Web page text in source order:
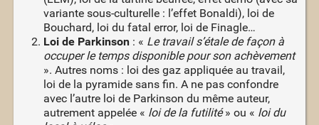
variante sous-culturelle : l’effet Bonaldi), loi de
Bouchard, loi du fatal error, loi de Finagle…
Loi de Parkinson: « Le travail s’étale de façon à
occuper le temps disponible pour son achèvement
». Autres noms : loi des gaz appliquée au travail,
loi de la pyramide sans fin. A ne pas confondre
avec l’autre loi de Parkinson du même auteur,
autrement appelée « loi de la futilité» ou « loi du